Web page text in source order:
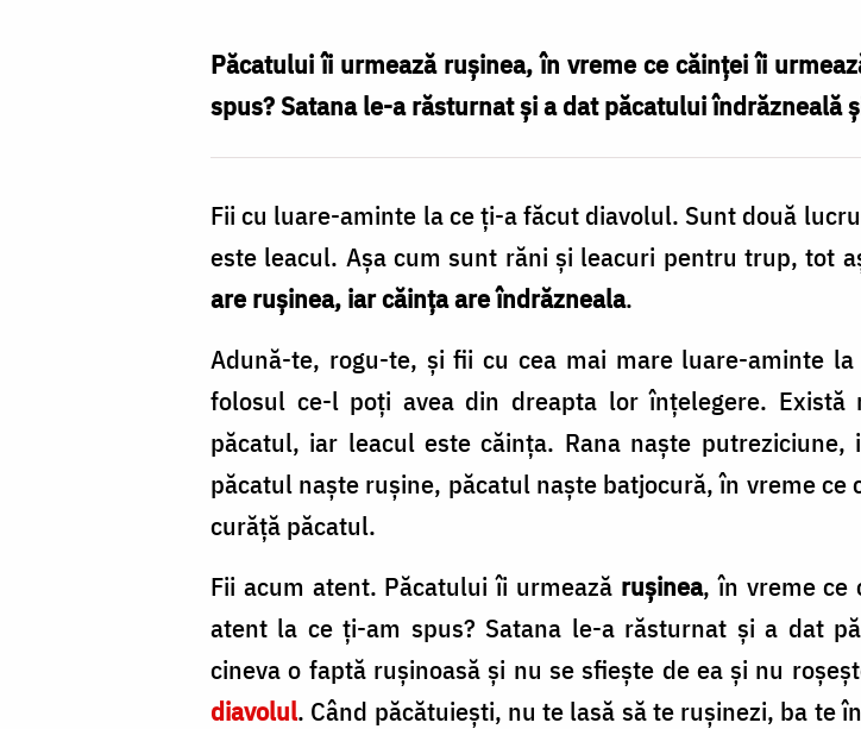
Păcatului îi urmează ruşinea, în vreme ce căinţei îi
spus? Satana le-a răsturnat şi a dat păcatului îndrăzneală
Fii cu luare-aminte la ce ţi-a făcut diavolul. Sunt două
este leacul. Aşa cum sunt răni şi leacuri pentru trup, tot
are ruşinea, iar căinţa are îndrăzneala.
Adună-te, rogu-te, şi fii cu cea mai mare luare-aminte
folosul ce-l poţi avea din dreapta lor înţelegere.
păcatul, iar leacul este căinţa. Rana naşte
păcatul naşte ruşine, păcatul naşte batjocură, în vreme
curăţă păcatul.
Fii acum atent. Păcatului îi urmează ruşinea, în vreme
atent la ce ţi-am spus? Satana le-a răsturnat şi a dat
cineva o faptă ruşinoasă şi nu se sfieşte de ea şi nu
diavolul. Când păcătuieşti, nu te lasă să te ruşinezi, ba te